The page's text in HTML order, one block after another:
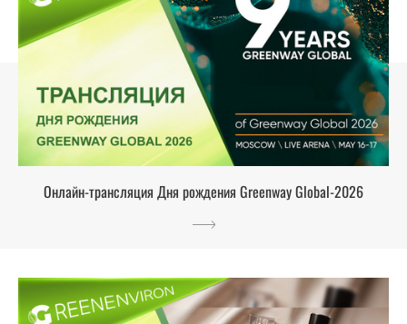
Онлайн-трансляция Дня рождения Greenway Global-2026